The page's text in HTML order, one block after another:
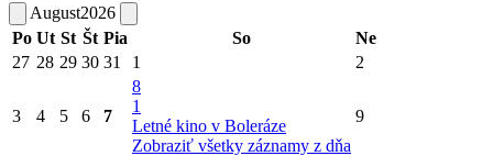
August2026
Po Ut St Št Pia So
Ne
27 28 29 30 31 1 2
3 4 5 6 7
8
1
Letné kino v Boleráze
Zobraziť všetky záznamy z dňa
9